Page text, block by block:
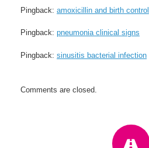
Pingback: amoxicillin and birth control
Pingback: pneumonia clinical signs
Pingback: sinusitis bacterial infection
Comments are closed.